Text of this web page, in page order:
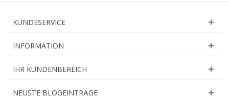
KUNDESERVICE
INFORMATION
IHR KUNDENBEREICH
NEUSTE BLOGEINTRÄGE